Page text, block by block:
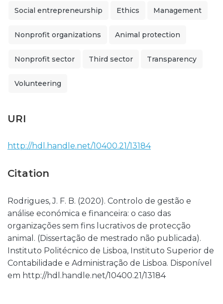
Social entrepreneurship Ethics Management
Nonprofit organizations Animal protection
Nonprofit sector Third sector Transparency
Volunteering
URI
http://hdl.handle.net/10400.21/13184
Citation
Rodrigues, J. F. B. (2020). Controlo de gestão e
análise económica e financeira: o caso das
organizações sem fins lucrativos de protecção
animal. (Dissertação de mestrado não publicada).
Instituto Politécnico de Lisboa, Instituto Superior de
Contabilidade e Administração de Lisboa. Disponível
em http://hdl.handle.net/10400.21/13184